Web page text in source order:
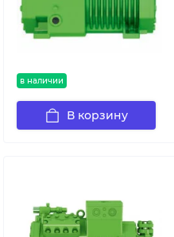
в наличии
В корзину